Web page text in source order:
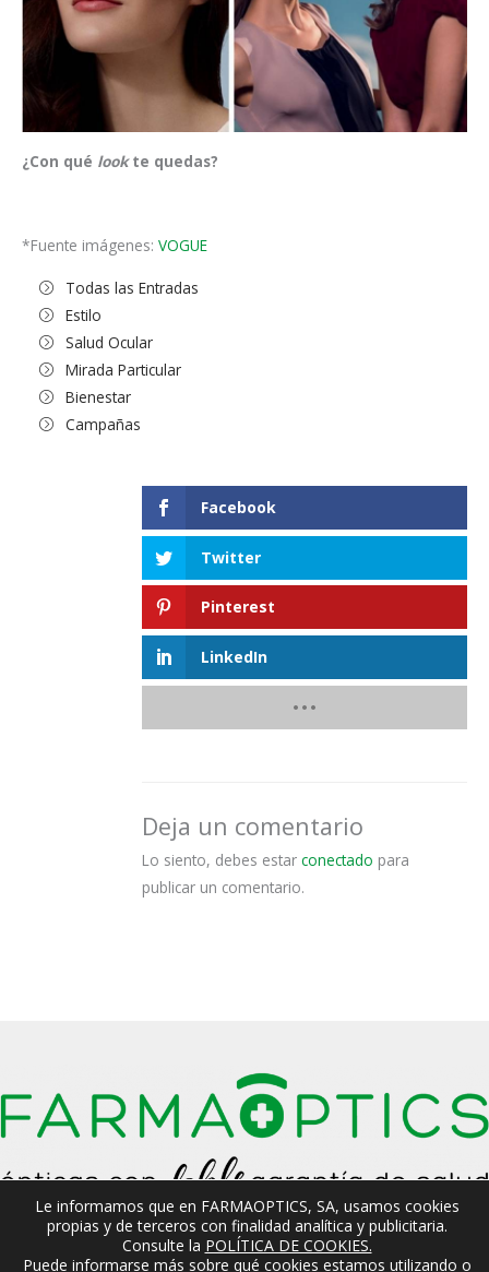
Todas las Entradas
Estilo
Salud Ocular
Mirada Particular
Bienestar
Campañas
¿Con qué lookte quedas?
*Fuente imágenes: VOGUE
Facebook
Twitter
Pinterest
LinkedIn
Deja un comentario
Lo siento, debes estarconectado para
publicar un comentario.
Acceso Socios
© Farmaoptics SA · Carretera de Cervera, 47 · 25310 - Agramunt
Le informamos que en FARMAOPTICS, SA, usamos cookies
propias y de terceros con finalidad analítica y publicitaria.
Consulte la POLÍTICA DE COOKIES.
Puede informarse más sobre qué cookies estamos utilizando o